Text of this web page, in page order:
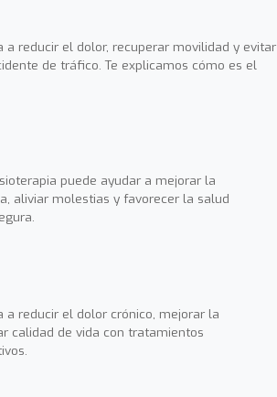
a reducir el dolor, recuperar movilidad y evitar
de tráfico. Te explicamos cómo es el
puede ayudar a mejorar la
aliviar molestias y favorecer la salud
a reducir el dolor crónico, mejorar la
calidad de vida con tratamientos